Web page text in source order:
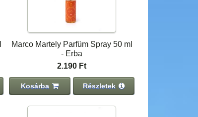
Marco Martely Parfüm Spray 50 ml
- Erba
2.190 Ft
Kosárba Részletek